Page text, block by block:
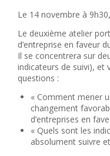
Le 14 novembre à
Le deuxième atelier
d’entreprise en faveur
Il se concentrera sur
indicateurs de suivi), et
questions :
« Comment mener
changement
d’entreprises en
« Quels sont les
absolument suivre